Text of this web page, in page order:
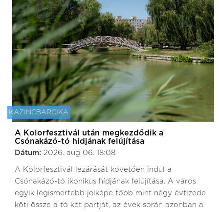
KAZINCBARCIKA
A Kolorfesztivál után megkezdődik a
Csónakázó-tó hídjának felújítása
Dátum: 2026. aug 06. 18:08
A Kolorfesztivál lezárását követően indul a
Csónakázó-tó ikonikus hídjának felújítása. A város
egyik legismertebb jelképe több mint négy évtizede
köti össze a tó két partját, az évek során azonban a